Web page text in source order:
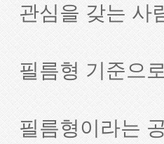
관심을 갖는 사
필름형 기준으
필름형이라는